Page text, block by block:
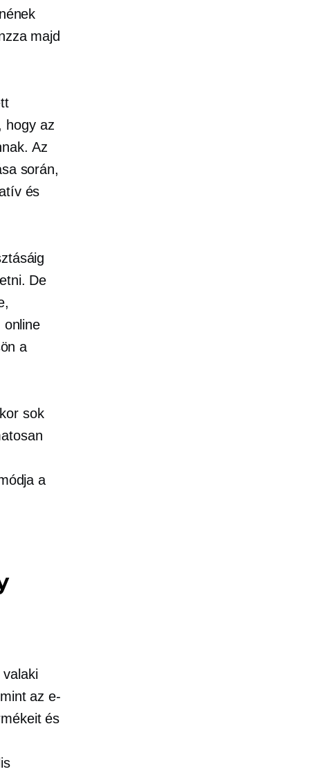
majd
hogy az
Az
során,
és
De
online
a
sok
a
az e-
és